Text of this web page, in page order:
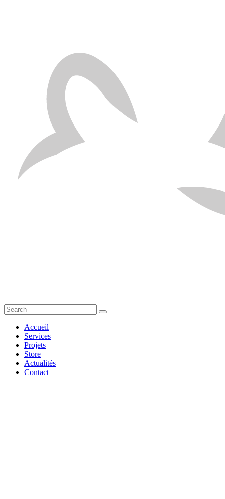
Accueil
Services
Projets
Store
Actualités
Contact